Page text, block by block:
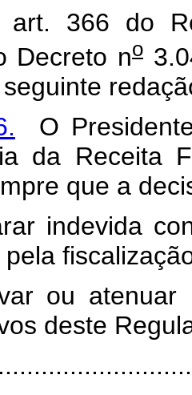
366 do
Decreto no
O
da Receita
que a
indevida
ou atenuar
deste